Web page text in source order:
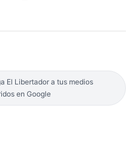
El Libertador a tus medios
en Google